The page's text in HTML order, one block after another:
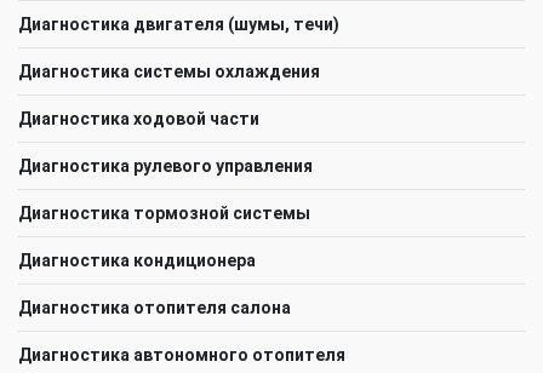
Диагностика двигателя (шумы, течи)
Диагностика системы охлаждения
Диагностика ходовой части
Диагностика рулевого управления
Диагностика тормозной системы
Диагностика кондиционера
Диагностика отопителя салона
Диагностика автономного отопителя